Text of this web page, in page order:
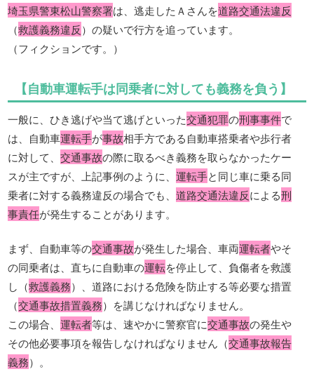
埼玉県警東松山警察署は、逃走したＡさんを道路交通法違反
（救護義務違反）の疑いで行方を追っています。
（フィクションです。）
【自動車運転手は同乗者に対しても義務を負う】
一般に、ひき逃げや当て逃げといった交通犯罪の刑事事件で
は、自動車運転手が事故相手方である自動車搭乗者や歩行者
に対して、交通事故の際に取るべき義務を取らなかったケー
スが主ですが、上記事例のように、運転手と同じ車に乗る同
乗者に対する義務違反の場合でも、道路交通法違反による刑
事責任が発生することがあります。
まず、自動車等の交通事故が発生した場合、車両運転者やそ
の同乗者は、直ちに自動車の運転を停止して、負傷者を救護
し（救護義務）、道路における危険を防止する等必要な措置
（交通事故措置義務）を講じなければなりません。
この場合、運転者等は、速やかに警察官に交通事故の発生や
その他必要事項を報告しなければなりません（交通事故報告
義務）。